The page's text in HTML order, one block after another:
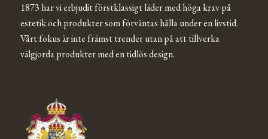
1873 har vi erbjudit förstklassigt läder med höga krav på
estetik och produkter som förväntas hålla under en livstid.
Vårt fokus är inte främst trender utan på att tillverka
välgjorda produkter med en tidlös design.